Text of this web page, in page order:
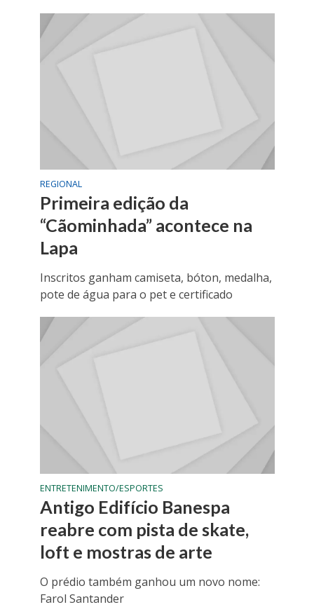
REGIONAL
Primeira edição da
“Cãominhada” acontece na
Lapa
Inscritos ganham camiseta, bóton, medalha,
pote de água para o pet e certificado
ENTRETENIMENTO/ESPORTES
Antigo Edifício Banespa
reabre com pista de skate,
loft e mostras de arte
O prédio também ganhou um novo nome:
Farol Santander